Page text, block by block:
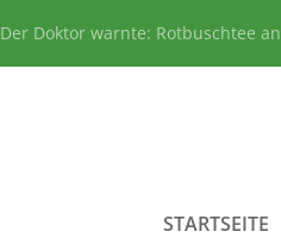
Der Doktor warnte: Rotbuschtee
STARTSEITE